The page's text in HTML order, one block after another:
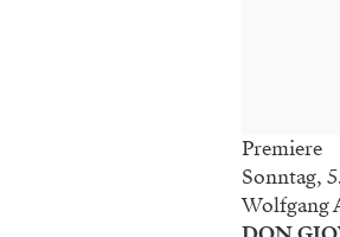
Premiere
Sonntag,
Wolfgang